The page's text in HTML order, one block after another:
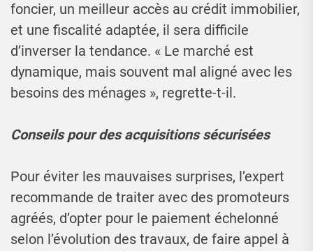
foncier, un meilleur accès au crédit immobilier,
et une fiscalité adaptée, il sera difficile
d’inverser la tendance. « Le marché est
dynamique, mais souvent mal aligné avec les
besoins des ménages », regrette-t-il.
Conseils pour des acquisitions sécurisées
Pour éviter les mauvaises surprises, l’expert
recommande de traiter avec des promoteurs
agréés, d’opter pour le paiement échelonné
selon l’évolution des travaux, de faire appel à